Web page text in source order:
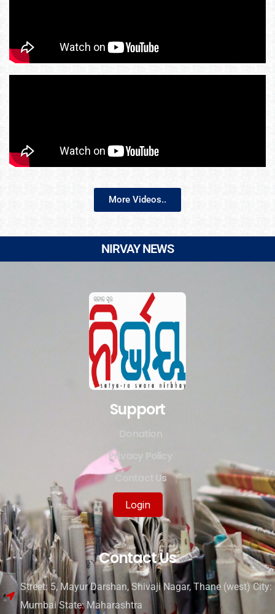
More Videos..
NIRVAY NEWS
Support
Privacy Policy
Contact Us
Login
Contact Us
Street: 5, Mayur Darshan, Shivaji Nagar, Thane (west) City:
Mumbai State: Maharashtra